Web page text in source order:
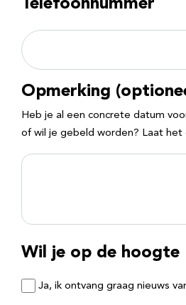
Telefoonnummer
Opmerking
Heb je al een concrete datum
of wil je gebeld worden? Laat het
Wil je op de hoogte
Ja, ik ontvang graag nieuws